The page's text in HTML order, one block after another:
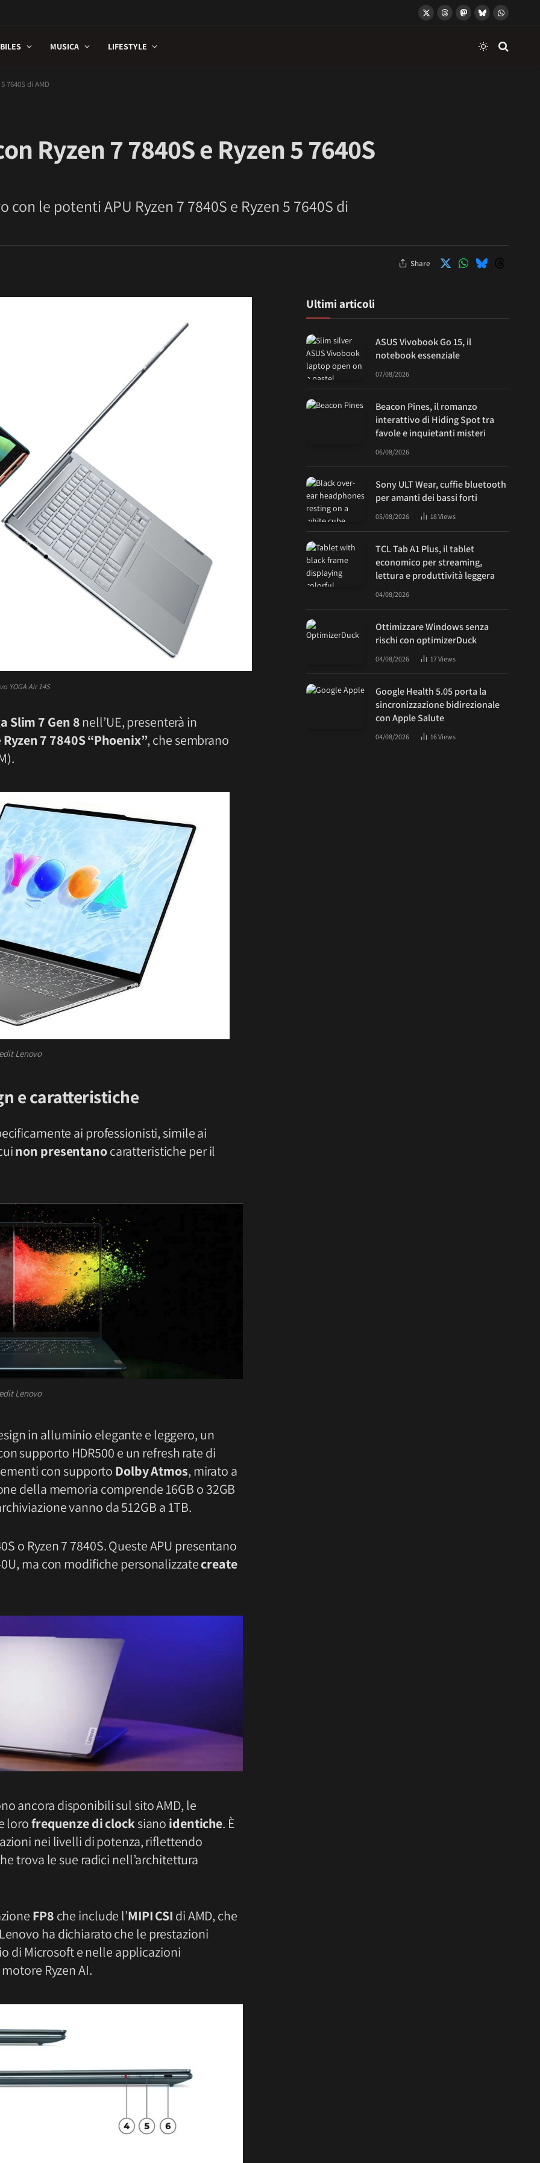
X
ThreadsMastodon
BlueskyWhatsApp
MUSICA LIFESTYLE
7640S di AMD
Ryzen 7 7840S e Ryzen 5 7640S
con le potenti APU Ryzen 7 7840S e Ryzen 5 7640S di
Share
YOGA Air 14S
Slim 7 Gen 8nell’UE, presenterà in
Ryzen 7 7840S “Phoenix”, che sembrano
Lenovo
e caratteristiche
ai professionisti, simile ai
non presentanocaratteristiche per il
Lenovo
in alluminio elegante e leggero, un
supporto HDR500 e un refresh rate di
con supporto Dolby Atmos, mirato a
della memoria comprende 16GB o 32GB
vanno da 512GB a 1TB.
o Ryzen 7 7840S. Queste APU presentano
ma con modifiche personalizzatecreate
ancora disponibili sul sito AMD, le
lorofrequenze di clocksiano identiche. È
nei livelli di potenza, riflettendo
trova le sue radici nell’architettura
FP8 che include l’MIPI CSI di AMD, che
ha dichiarato che le prestazioni
di Microsoft e nelle applicazioni
Ryzen AI.
Ultimi articoli
ASUS Vivobook Go 15, il
notebook essenziale
07/08/2026
Beacon Pines, il romanzo
interattivo di Hiding Spot tra
favole e inquietanti misteri
06/08/2026
Sony ULT Wear, cuffie bluetooth
per amanti dei bassi forti
05/08/2026 18Views
TCL Tab A1 Plus, il tablet
economico per streaming,
lettura e produttività leggera
04/08/2026
Ottimizzare Windows senza
rischi con optimizerDuck
04/08/2026 17Views
Google Health 5.05 porta la
sincronizzazione bidirezionale
con Apple Salute
04/08/2026 16Views